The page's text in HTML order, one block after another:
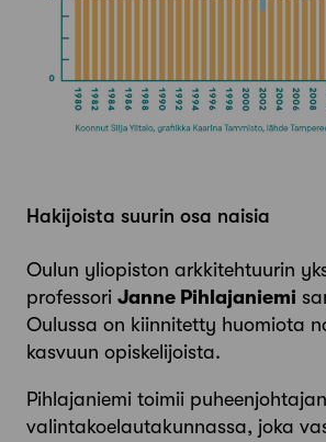
Hakijoista suurin osa naisia
Oulun yliopiston arkkitehtuurin
professori Janne Pihlajaniemi
Oulussa on kiinnitetty huomiota
kasvuun opiskelijoista.
Pihlajaniemi toimii
valintakoelautakunnassa, joka